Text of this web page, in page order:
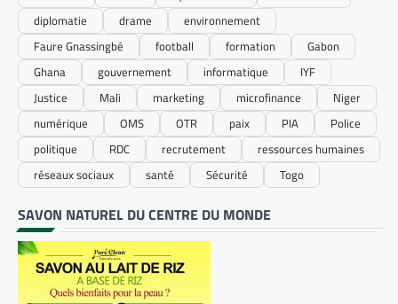
diplomatie
drame
environnement
Faure Gnassingbé
football formation
Gabon
Ghana
gouvernement informatique
IYF
Justice
Mali marketing microfinance
Niger
numérique
OMS OTR paix PIA
Police
politique
RDC recrutement
ressources humaines
réseaux sociaux
santé Sécurité Togo
SAVON NATUREL DU CENTRE DU MONDE